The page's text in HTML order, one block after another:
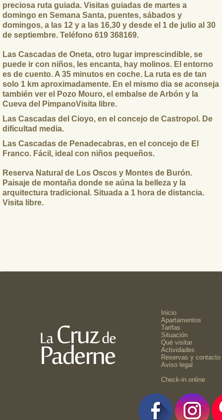
preciosa ruta guiada. Visitas guiadas de martes a
domingo en Semana Santa, puentes, sábados y
domingos, a las 12 y a las 16,30 y desde el 1 de julio al 30
de septiembre. Teléfono 619 368169.
Las Cascadas de Oneta, otro lugar imprescindible, se
puede ir con niños, les encanta, hay molinos. El entorno
es de cuento. A 35 minutos en coche. La ruta es de tan
solo 1 km aproximadamente. En el mismo dia se aconseja
también ver el Pozo Mouro, el embalse de Arbón y la
Cueva del PimpanoVisita libre.
Las Cascadas del Cioyo, en el concejo de Castropol. De
dificultad media.
Las Cascadas de Penadecabras, en el concejo de El
Franco. Fácil, ideal con niños pequeños.
Reserva Natural de Los Oscos y Montes de Burón.
Paisaje de montaña donde se aúna la belleza y la
arquitectura tradicional. Situada a 1 hora de distancia.
Visita libre.
Inicio
Apartamentos
Tarifas
Situación
Qué visitar
Actividades
Reservas y contacto
Aviso legal
Check-in online